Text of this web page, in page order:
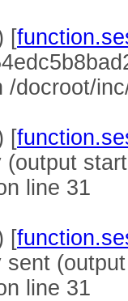
[
/docroot/
[
(output
line 31
[
sent
line 31